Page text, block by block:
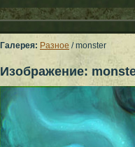
Галерея: Разное / monster
Изображение: